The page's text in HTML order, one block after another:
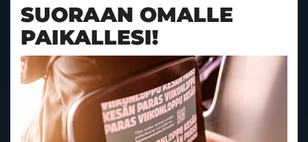
SUORAAN OMALLE
PAIKALLESI!